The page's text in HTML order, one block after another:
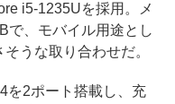
i5-1235Uを採用。メ
で、モバイル用途とし
うな取り合わせだ。
2ポート搭載し、充